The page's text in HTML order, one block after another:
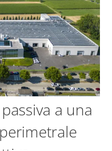
a una